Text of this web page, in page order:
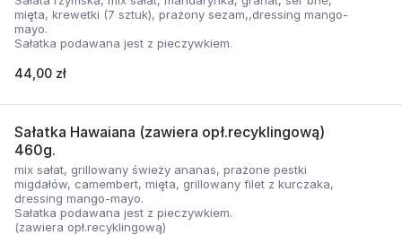
mięta, krewetki (7 sztuk), prażony sezam,,dressing mango-
mayo.
Sałatka podawana jest z pieczywkiem.
44,00 zł
Sałatka Hawaiana (zawiera opł.recyklingową)
460g.
mix sałat, grillowany świeży ananas, prażone pestki
migdałów, camembert, mięta, grillowany filet z kurczaka,
dressing mango-mayo.
Sałatka podawana jest z pieczywkiem.
(zawiera opł.recyklingową)